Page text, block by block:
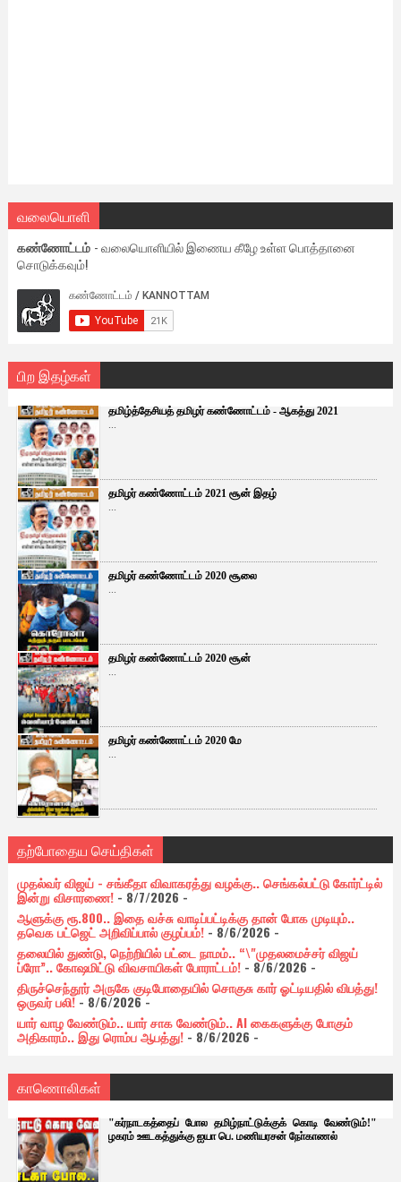
வலையொளி
கண்ணோட்டம் - வலையொளியில் இணைய கீழே உள்ள பொத்தானை
சொடுக்கவும்!
பிற இதழ்கள்
தமிழ்த்தேசியத் தமிழர் கண்ணோட்டம் - ஆகத்து 2021
...
தமிழர் கண்ணோட்டம் 2021 சூன் இதழ்
...
தமிழர் கண்ணோட்டம் 2020 சூலை
...
தமிழர் கண்ணோட்டம் 2020 சூன்
...
தமிழர் கண்ணோட்டம் 2020 மே
...
தற்போதைய செய்திகள்
முதல்வர் விஜய் - சங்கீதா விவாகரத்து வழக்கு.. செங்கல்பட்டு கோர்ட்டில்
இன்று விசாரணை!- 8/7/2026 -
ஆளுக்கு ரூ.800.. இதை வச்சு வாடிப்பட்டிக்கு தான் போக முடியும்..
தவெக பட்ஜெட் அறிவிப்பால் குழப்பம்!- 8/6/2026 -
தலையில் துண்டு, நெற்றியில் பட்டை நாமம்.. “\"முதலமைச்சர் விஜய்
ப்ரோ”.. கோஷமிட்டு விவசாயிகள் போராட்டம்!- 8/6/2026 -
திருச்செந்தூர் அருகே குடிபோதையில் சொகுசு கார் ஓட்டியதில் விபத்து!
ஒருவர் பலி!- 8/6/2026-
யார் வாழ வேண்டும்.. யார் சாக வேண்டும்.. AI கைகளுக்கு போகும்
அதிகாரம்.. இது ரொம்ப ஆபத்து!- 8/6/2026 -
காணொலிகள்
"கர்நாடகத்தைப் போல தமிழ்நாட்டுக்குக் கொடி வேண்டும்!"
ழகரம் ஊடகத்துக்கு ஐயா பெ. மணியரசன் நோ்காணல்